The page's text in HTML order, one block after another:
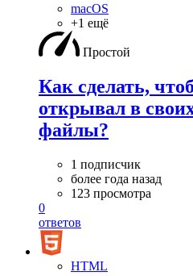
macOS
+1 ещё
Простой
Как сделать,
открывал в
файлы?
1 подписчик
более года назад
123 просмотра
0
ответов
HTML